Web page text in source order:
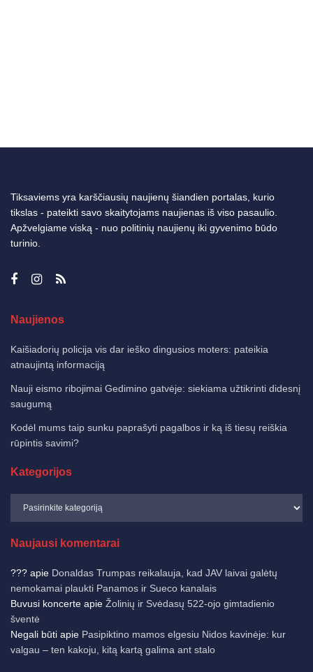
Tiksaviems yra karščiausių naujienų šiandien portalas, kurio
tikslas - pateikti savo skaitytojams naujienas iš viso pasaulio.
Apžvelgiame viską - nuo politinių naujienų iki gyvenimo būdo
turinio.
Naujienos
Kaišiadorių policija vis dar ieško dingusios moters: pateikia
atnaujintą informaciją
Nauji eismo ribojimai Gedimino gatvėje: siekiama užtikrinti didesnį
saugumą
Kodėl mums taip sunku paprašyti pagalbos ir ką iš tiesų reiškia
rūpintis savimi?
Kategorijos
Naujausi komentarai
??? apie Donaldas Trumpas reikalauja, kad JAV laivai galėtų
nemokamai plaukti Panamos ir Sueco kanalais
Buvusi koncerte apie Žolinių ir Svėdasų 522-ojo gimtadienio
šventė
Negali būti apie Pasipiktino mamos elgesiu Nidos kavinėje: kur
valgau – ten kakoju, kitą kartą galima ant stalo